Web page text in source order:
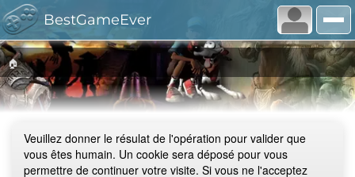
BestGameEver
🏠
Veuillez donner le résulat de l'opération pour valider que
vous êtes humain. Un cookie sera déposé pour vous
permettre de continuer votre visite. Si vous ne l'acceptez